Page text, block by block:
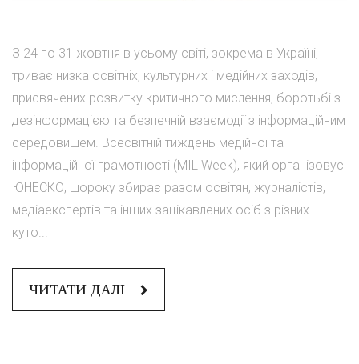
З 24 по 31 жовтня в усьому світі, зокрема в Україні,
триває низка освітніх, культурних і медійних заходів,
присвячених розвитку критичного мислення, боротьбі з
дезінформацією та безпечній взаємодії з інформаційним
середовищем. Всесвітній тиждень медійної та
інформаційної грамотності (MIL Week), який організовує
ЮНЕСКО, щороку збирає разом освітян, журналістів,
медіаекспертів та інших зацікавлених осіб з різних
куто...
ЧИТАТИ ДАЛІ